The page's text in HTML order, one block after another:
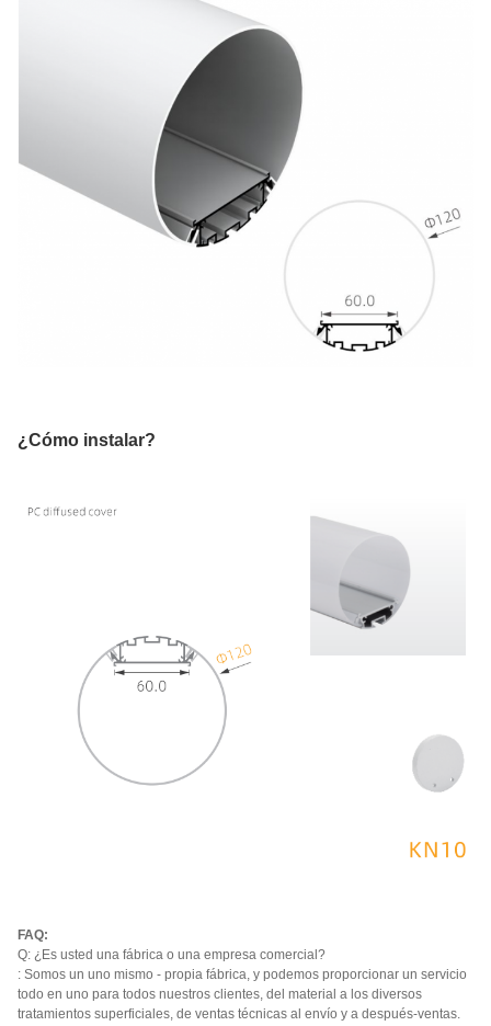
¿Cómo instalar?
FAQ:
Q: ¿Es usted una fábrica o una empresa comercial?
: Somos un uno mismo - propia fábrica, y podemos proporcionar un servicio
todo en uno para todos nuestros clientes, del material a los diversos
tratamientos superficiales, de ventas técnicas al envío y a después-ventas.